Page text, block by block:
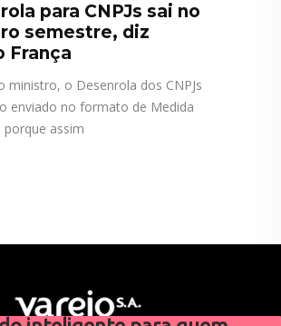
para CNPJs sai no
semestre, diz
França
ministro, o Desenrola dos CNPJs
enviado no formato de Medida
porque assim